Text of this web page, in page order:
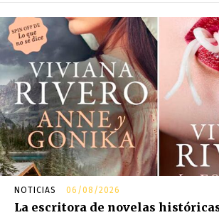
NOTICIAS 06/08/2026
La escritora de novelas